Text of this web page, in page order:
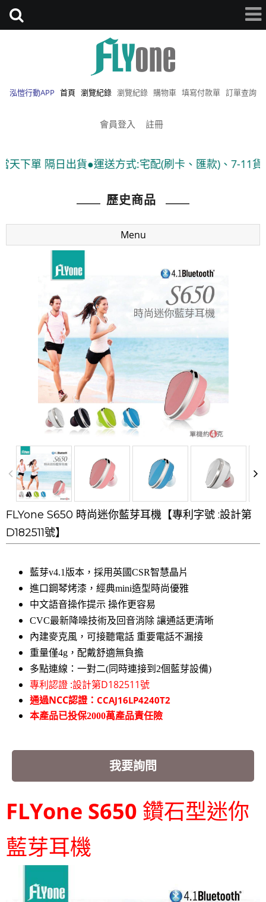
泓愷行動APP 首頁 瀏覽紀錄 瀏覽紀錄 購物車 填寫付款單 訂單查詢
會員登入 註冊
●運送方式:宅配(刷卡、匯款)、7-11貨到付款 ●隨貨附
歷史商品
Menu
FLYone S650 時尚迷你藍芽耳機【專利字號 :設計第
D182511號】
藍芽v4.1版本，採用英國CSR智慧晶片
進口鋼琴烤漆， 經典mini造型時尚優雅
中文語音操作提示 操作更容易
CVC最新降噪技術及回音消除 讓通話更清晰
內建麥克風，可接聽電話 重要電話不漏接
重量僅4g，配戴舒適無負擔
多點連線：一對二(同時連接到2個藍芽設備)
專利認證 :設計第D182511號
通過NCC認證： CCAJ16LP4240T2
本產品已投保2000萬產品責任險
我要詢問
FLYone S650 鑽石型迷你
藍芽耳機